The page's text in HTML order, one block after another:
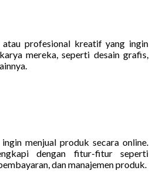
profesional kreatif yang ingin
mereka, seperti desain grafis,
menjual produk secara online.
dengan fitur-fitur seperti
dan manajemen produk.